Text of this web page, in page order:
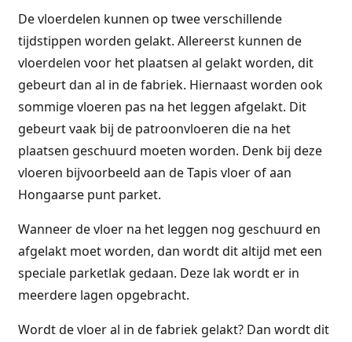
De vloerdelen kunnen op twee verschillende
tijdstippen worden gelakt. Allereerst kunnen de
vloerdelen voor het plaatsen al gelakt worden, dit
gebeurt dan al in de fabriek. Hiernaast worden ook
sommige vloeren pas na het leggen afgelakt. Dit
gebeurt vaak bij de patroonvloeren die na het
plaatsen geschuurd moeten worden. Denk bij deze
vloeren bijvoorbeeld aan de Tapis vloer of aan
Hongaarse punt parket.
Wanneer de vloer na het leggen nog geschuurd en
afgelakt moet worden, dan wordt dit altijd met een
speciale parketlak gedaan. Deze lak wordt er in
meerdere lagen opgebracht.
Wordt de vloer al in de fabriek gelakt? Dan wordt dit